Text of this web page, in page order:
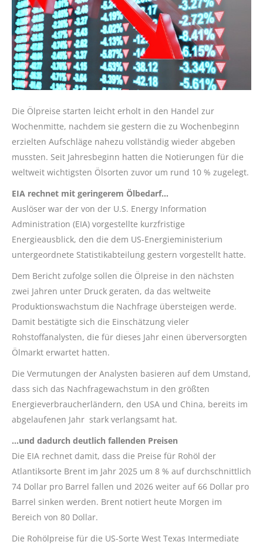
Die Ölpreise starten leicht erholt in den Handel zur
Wochenmitte, nachdem sie gestern die zu Wochenbeginn
erzielten Aufschläge nahezu vollständig wieder abgeben
mussten. Seit Jahresbeginn hatten die Notierungen für die
weltweit wichtigsten Ölsorten zuvor um rund 10 % zugelegt.
EIA rechnet mit geringerem Ölbedarf…
Auslöser war der von der U.S. Energy Information
Administration (EIA) vorgestellte kurzfristige
Energieausblick, den die dem US-Energieministerium
untergeordnete Statistikabteilung gestern vorgestellt hatte.
Dem Bericht zufolge sollen die Ölpreise in den nächsten
zwei Jahren unter Druck geraten, da das weltweite
Produktionswachstum die Nachfrage übersteigen werde.
Damit bestätigte sich die Einschätzung vieler
Rohstoffanalysten, die für dieses Jahr einen überversorgten
Ölmarkt erwartet hatten.
Die Vermutungen der Analysten basieren auf dem Umstand,
dass sich das Nachfragewachstum in den größten
Energieverbraucherländern, den USA und China, bereits im
abgelaufenen Jahr stark verlangsamt hat.
…und dadurch deutlich fallenden Preisen
Die EIA rechnet damit, dass die Preise für Rohöl der
Atlantiksorte Brent im Jahr 2025 um 8 % auf durchschnittlich
74 Dollar pro Barrel fallen und 2026 weiter auf 66 Dollar pro
Barrel sinken werden. Brent notiert heute Morgen im
Bereich von 80 Dollar.
Die Rohölpreise für die US-Sorte West Texas Intermediate